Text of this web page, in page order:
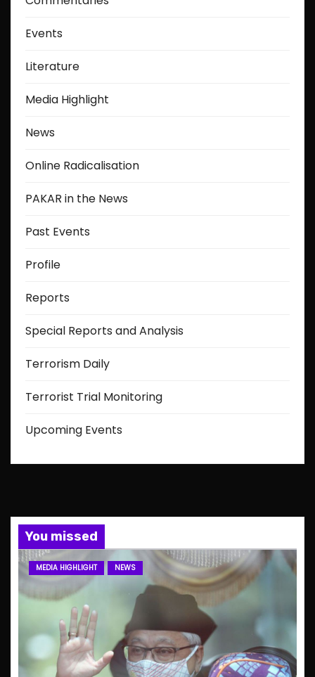
Events
Literature
Media Highlight
News
Online Radicalisation
PAKAR in the News
Past Events
Profile
Reports
Special Reports and Analysis
Terrorism Daily
Terrorist Trial Monitoring
Upcoming Events
You missed
MEDIA HIGHLIGHT NEWS